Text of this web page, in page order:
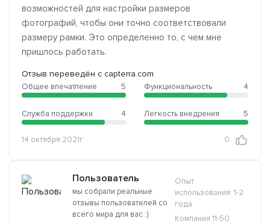
возможностей для настройки размеров
фотографий, чтобы они точно соответствовали
размеру рамки. Это определенно то, с чем мне
пришлось работать.
Отзыв переведён с capterra.com
Общее впечатление 5
Служба поддержки 4
Функциональность 4
Легкость внедрения 5
14 октября 2021г. 0
Пользователь
мы собрали реальные
отзывы пользователей со
всего мира для вас :)
Опыт
использования: 1-2
года
Компания 11-50